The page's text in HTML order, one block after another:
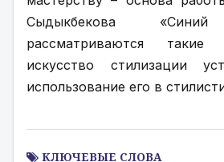
Сыдыкбекова «Синий
рассматриваются
искусство стилизации
использование его в
КЛЮЧЕВЫЕ СЛОВА